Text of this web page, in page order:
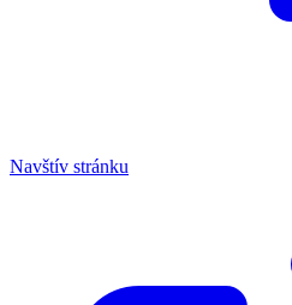
Navštív stránku